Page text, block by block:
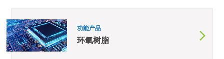
功能产品
环氧树脂